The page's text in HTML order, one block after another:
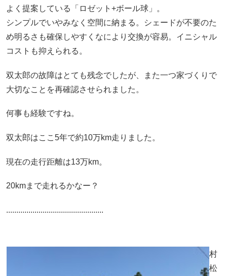
よく提案している「ロゼット+ボール球」。
シンプルでいやみなく空間に納まる。シェードが不要のた
め明るさも確保しやすくなにより交換が容易。イニシャル
コストも抑えられる。
双太郎の故障はとても残念でしたが、また一つ家づくりで
大切なことを再確認させられました。
何事も経験ですね。
双太郎はここ5年で約10万km走りました。
現在の走行距離は13万km。
20kmまで走れるかなー？
................................................
村
松